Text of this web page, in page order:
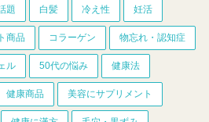
題 白髪 冷え性 妊活
商品 コラーゲン 物忘れ・認知症
ル 50代の悩み 健康法
健康商品 美容にサプリメント